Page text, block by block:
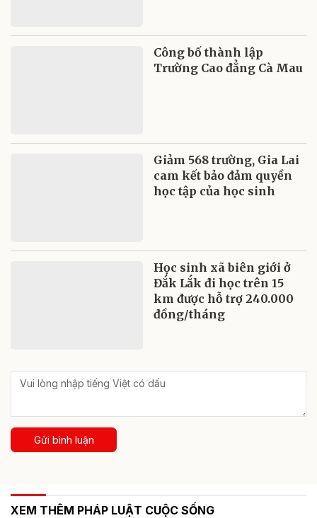
Công bố thành lập
Trường Cao đẳng Cà Mau
Giảm 568 trường, Gia Lai
cam kết bảo đảm quyền
học tập của học sinh
Học sinh xã biên giới ở
Đắk Lắk đi học trên 15
km được hỗ trợ 240.000
đồng/tháng
Gửi bình luận
XEM THÊM PHÁP LUẬT CUỘC SỐNG